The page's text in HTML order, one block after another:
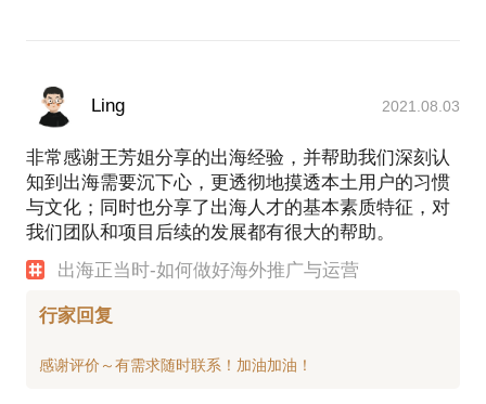
Ling 2021.08.03
非常感谢王芳姐分享的出海经验，并帮助我们深刻认
知到出海需要沉下心，更透彻地摸透本土用户的习惯
与文化；同时也分享了出海人才的基本素质特征，对
我们团队和项目后续的发展都有很大的帮助。
出海正当时-如何做好海外推广与运营
行家回复